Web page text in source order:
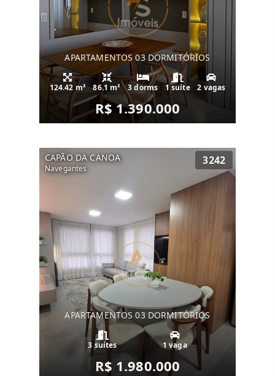
APARTAMENTOS 03 DORMITÓRIOS
124.42 m² 86.1 m² 3 dorms 1 suíte 2 vagas
R$ 1.390.000
CAPÃO DA CANOA
Navegantes
3242
APARTAMENTOS 03 DORMITÓRIOS
3 suítes 1 vaga
R$ 1.980.000